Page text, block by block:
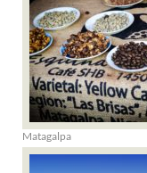
Matagalpa